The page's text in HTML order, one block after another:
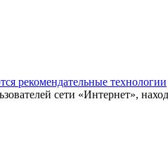
рекомендательные технологии
сети «Интернет»,